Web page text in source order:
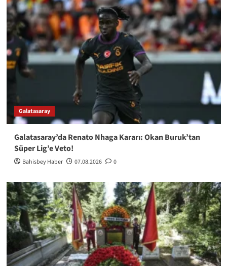
Galatasaray
Galatasaray’da Renato Nhaga Kararı: Okan Buruk’tan
Süper Lig’e Veto!
Bahisbey Haber 07.08.2026 0